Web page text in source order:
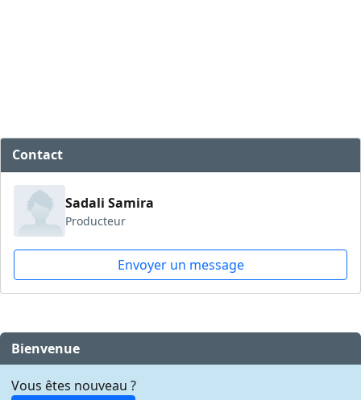
Contact
Sadali Samira
Producteur
Envoyer un message
Bienvenue
Vous êtes nouveau ?